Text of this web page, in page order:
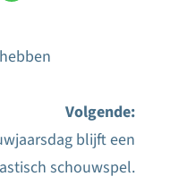
Volgende:
blijft een
schouwspel.